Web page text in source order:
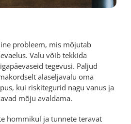
probleem, mis mõjutab
Valu võib tekkida
tegevusi. Paljud
alaseljavalu oma
kui riskitegurid nagu vanus ja
mõju avaldama.
hommikul ja tunnete teravat